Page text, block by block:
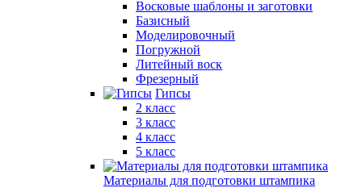
Восковые шаблоны и заготовки
Базисный
Моделировочный
Погружной
Литейный воск
Фрезерный
Гипсы
2 класс
3 класс
4 класс
5 класс
Материалы для подготовки штампика